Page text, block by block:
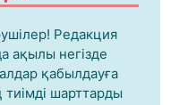
Редакция
ақылы негізде
қабылдауға
тиімді шарттарды